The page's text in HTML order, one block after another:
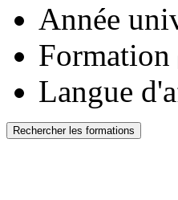
Année
Formation
Langue